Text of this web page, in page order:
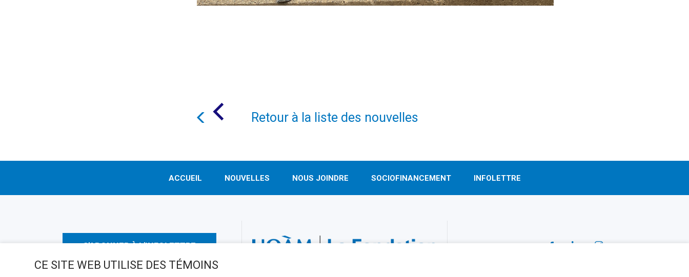
Retour à la liste des nouvelles
ACCUEIL NOUVELLES NOUS JOINDRE SOCIOFINANCEMENT INFOLETTRE
S'ABONNER À L'INFOLETTRE SUIVEZ-NOUS!
CE SITE WEB UTILISE DES TÉMOINS